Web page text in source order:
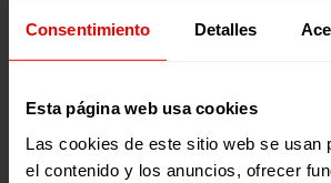
Consentimiento Detalles
Esta página web usa cookies
Las cookies de este sitio web se usan
el contenido y los anuncios, ofrecer
Reputació
Potenciar la reputació de la teva